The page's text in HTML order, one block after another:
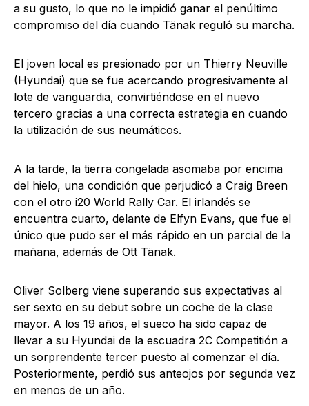
a su gusto, lo que no le impidió ganar el penúltimo
compromiso del día cuando Tänak reguló su marcha.
El joven local es presionado por un Thierry Neuville
(Hyundai) que se fue acercando progresivamente al
lote de vanguardia, convirtiéndose en el nuevo
tercero gracias a una correcta estrategia en cuando
la utilización de sus neumáticos.
A la tarde, la tierra congelada asomaba por encima
del hielo, una condición que perjudicó a Craig Breen
con el otro i20 World Rally Car. El irlandés se
encuentra cuarto, delante de Elfyn Evans, que fue el
único que pudo ser el más rápido en un parcial de la
mañana, además de Ott Tänak.
Oliver Solberg viene superando sus expectativas al
ser sexto en su debut sobre un coche de la clase
mayor. A los 19 años, el sueco ha sido capaz de
llevar a su Hyundai de la escuadra 2C Competitión a
un sorprendente tercer puesto al comenzar el día.
Posteriormente, perdió sus anteojos por segunda vez
en menos de un año.